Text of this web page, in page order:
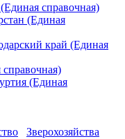
(Единая справочная)
(Единая
край (Единая
(Единая
Зверохозяйства